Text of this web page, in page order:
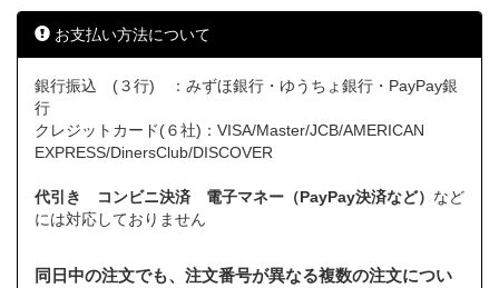
お支払い方法について
銀行振込 (３行) ：みずほ銀行・ゆうちょ銀行・PayPay銀
行
クレジットカード(６社)：VISA/Master/JCB/AMERICAN
EXPRESS/DinersClub/DISCOVER
代引き コンビニ決済 電子マネー（PayPay決済など） など
には対応しておりません
同日中の注文でも、注文番号が異なる複数の注文につい